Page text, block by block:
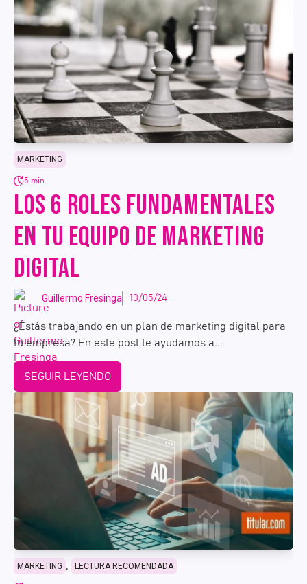
MARKETING
5 min.
LOS 6 ROLES FUNDAMENTALES
EN TU EQUIPO DE MARKETING
DIGITAL
Guillermo Fresinga 10/05/24
¿Estás trabajando en un plan de marketing digital para
tu empresa? En este post te ayudamos a...
SEGUIR LEYENDO
MARKETING LECTURA RECOMENDADA